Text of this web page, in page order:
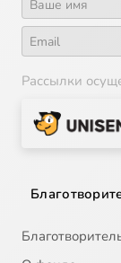
Рассылки